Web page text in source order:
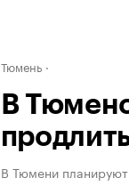
Тюмень
В
В Тюмени